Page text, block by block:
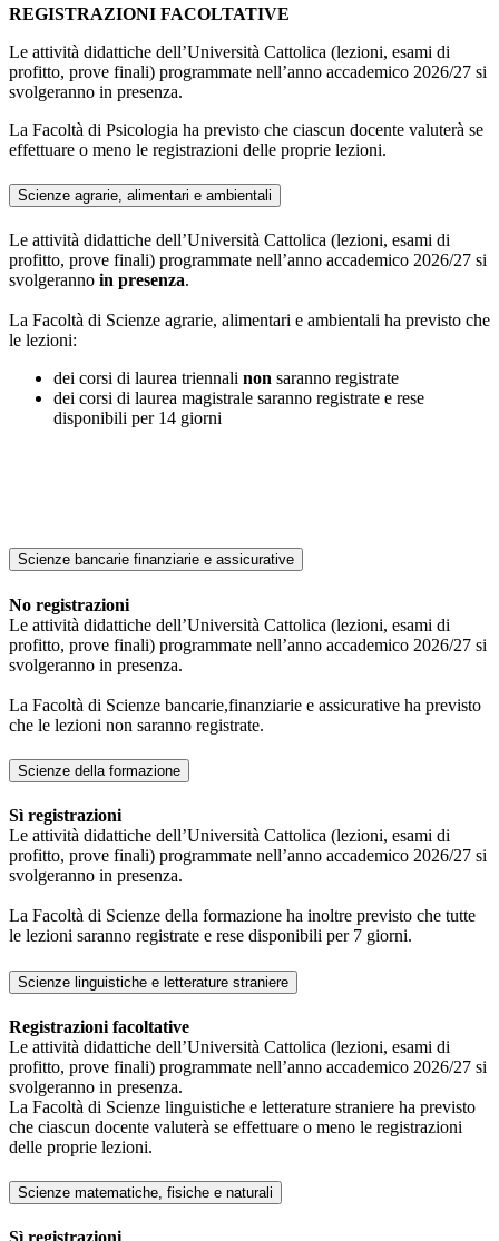
REGISTRAZIONI FACOLTATIVE
Le attività didattiche dell’Università Cattolica (lezioni, esami di
profitto, prove finali) programmate nell’anno accademico 2026/27 si
svolgeranno in presenza.
La Facoltà di Psicologia ha previsto che ciascun docente valuterà se
effettuare o meno le registrazioni delle proprie lezioni.
Scienze agrarie, alimentari e ambientali
Le attività didattiche dell’Università Cattolica (lezioni, esami di
profitto, prove finali) programmate nell’anno accademico 2026/27 si
svolgeranno in presenza.
La Facoltà di Scienze agrarie, alimentari e ambientali ha previsto che
le lezioni:
dei corsi di laurea triennali non saranno registrate
dei corsi di laurea magistrale saranno registrate e rese
disponibili per 14 giorni
Scienze bancarie finanziarie e assicurative
No registrazioni
Le attività didattiche dell’Università Cattolica (lezioni, esami di
profitto, prove finali) programmate nell’anno accademico 2026/27 si
svolgeranno in presenza.
La Facoltà di Scienze bancarie,finanziarie e assicurative ha previsto
che le lezioni non saranno registrate.
Scienze della formazione
Sì registrazioni
Le attività didattiche dell’Università Cattolica (lezioni, esami di
profitto, prove finali) programmate nell’anno accademico 2026/27 si
svolgeranno in presenza.
La Facoltà di Scienze della formazione ha inoltre previsto che tutte
le lezioni saranno registrate e rese disponibili per 7 giorni.
Scienze linguistiche e letterature straniere
Registrazioni facoltative
Le attività didattiche dell’Università Cattolica (lezioni, esami di
profitto, prove finali) programmate nell’anno accademico 2026/27 si
svolgeranno in presenza.
La Facoltà di Scienze linguistiche e letterature straniere ha previsto
che ciascun docente valuterà se effettuare o meno le registrazioni
delle proprie lezioni.
Scienze matematiche, fisiche e naturali